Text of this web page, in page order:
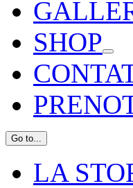
SHOP
Go to...
LA